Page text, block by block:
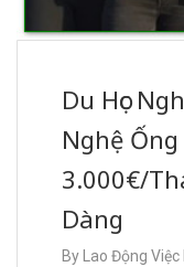
Du Học
Nghệ
3.000€/
Dàng
By Lao Động Việc